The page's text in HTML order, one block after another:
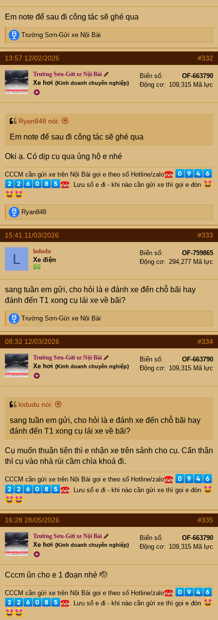
Em note để sau đi công tác sẽ ghé qua
R
e
a
t
i
o
n
s
Trường Sơn-Gửi xe Nội Bài
13:57 12/02/2026 #332
Trường Sơn-Gửi xe Nội Bài
Xe hơi {Kinh doanh chuyên nghiệp}
✪
Biển số
OF-663790
Động cơ
109,315 Mã lực
Ryan848 nói:
Em note để sau đi công tác sẽ ghé qua
Oki ạ. Có dịp cụ qua ủng hộ e nhé
CCCM cần gửi xe trên Nội Bài gọi e theo số Hotline/zalo
. Lưu số e đi - khi nào cần gửi xe thì gọi e đón
R
e
a
c
t
n
s
:
Ryan848
15:41 11/03/2026 #333
L lodudu
Xe điện
Biển số
OF-759865
Động cơ
294,277 Mã lực
sang tuần em gửi, cho hỏi là e đánh xe đến chỗ bãi hay
đánh đến T1 xong cụ lái xe về bãi?
R
e
a
c
t
i
o
n
s
Trường Sơn-Gửi xe Nội Bài
08:32 12/03/2026 #334
Trường Sơn-Gửi xe Nội Bài
Xe hơi {Kinh doanh chuyên nghiệp}
✪
Biển số
OF-663790
Động cơ
109,315 Mã lực
lodudu nói:
sang tuần em gửi, cho hỏi là e đánh xe đến chỗ bãi hay
đánh đến T1 xong cụ lái xe về bãi?
Cụ muốn thuận tiện thì e nhận xe trên sảnh cho cụ. Cẩn thận
thì cụ vào nhà rùi cầm chìa khoá đi.
CCCM cần gửi xe trên Nội Bài gọi e theo số Hotline/zalo
. Lưu số e đi - khi nào cần gửi xe thì gọi e đón
16:28 28/05/2026 #335
Trường Sơn-Gửi xe Nội Bài
Xe hơi {Kinh doanh chuyên nghiệp}
✪
Biển số
OF-663790
Động cơ
109,315 Mã lực
Cccm ủn cho e 1 đoạn nhé 🫡
CCCM cần gửi xe trên Nội Bài gọi e theo số Hotline/zalo
. Lưu số e đi - khi nào cần gửi xe thì gọi e đón